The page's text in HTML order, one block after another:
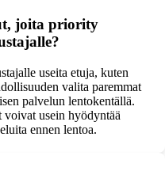
joita priority
useita etuja, kuten
valita paremmat
palvelun lentokentällä.
usein hyödyntää
ennen lentoa.